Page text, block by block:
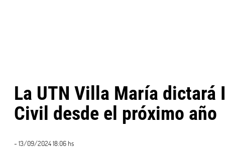
La UTN Villa María dictará
Civil desde el próximo año
- 13/09/2024 18:06 hs